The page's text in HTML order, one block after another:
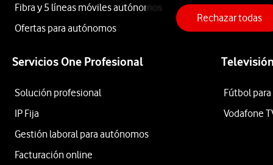
5G
256GB
Negro
Fibra y 5 líneas móviles autónomos
Ofertas para autónomos
Servicios One Profesional
Solución profesional
IP Fija
Gestión laboral para autónomos
Facturación online
Televisión
Fútbol
Vodafone
Rechazar todas